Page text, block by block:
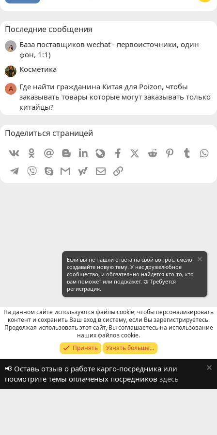
Последние сообщения
База поставщиков wechat - первоисточники, один
фон, 1:1)
Косметика
A
Где найти гражданина Китая для Poizon, чтобы
заказывать товары которые могут заказывать только
китайцы?
Поделиться страницей
VkontakteOdnoklassniki
Mail.ru BloggerLinkedin
LivejournalFacebookX (Twitter)
Reddit PinterestTumblr
Telegram
Viber SkypeGmailyahoomailЭлектронная почта
Отзывы о работе посредников
Russian (RU)
Обратная связь
Условия и правила
Политика конфиденциальности
Помощь
R
Если вы не нашли ответа на свой вопрос, смело
создавайте новую тему. У нас дружелюбное
сообщество, и обязательно найдется кто-то, кто
вам поможет или подскажет. 🤝 Требуется
регистрация.
На данном сайте используются файлы cookie, чтобы персонализировать
контент и сохранить Ваш вход в систему, если Вы зарегистрируетесь.
Продолжая использовать этот сайт, Вы соглашаетесь на использование
наших файлов cookie.
Принять
Узнать больше...
📢 Оставь отзыв о работе карго-посредника или
посмотрите темы оплаченых посредников здесь